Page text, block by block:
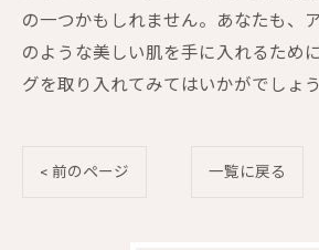
の一つかもしれません。あなたも、
のような美しい肌を手に入れるため
グを取り入れてみてはいかがでしょ
< 前のページ 一覧に戻る